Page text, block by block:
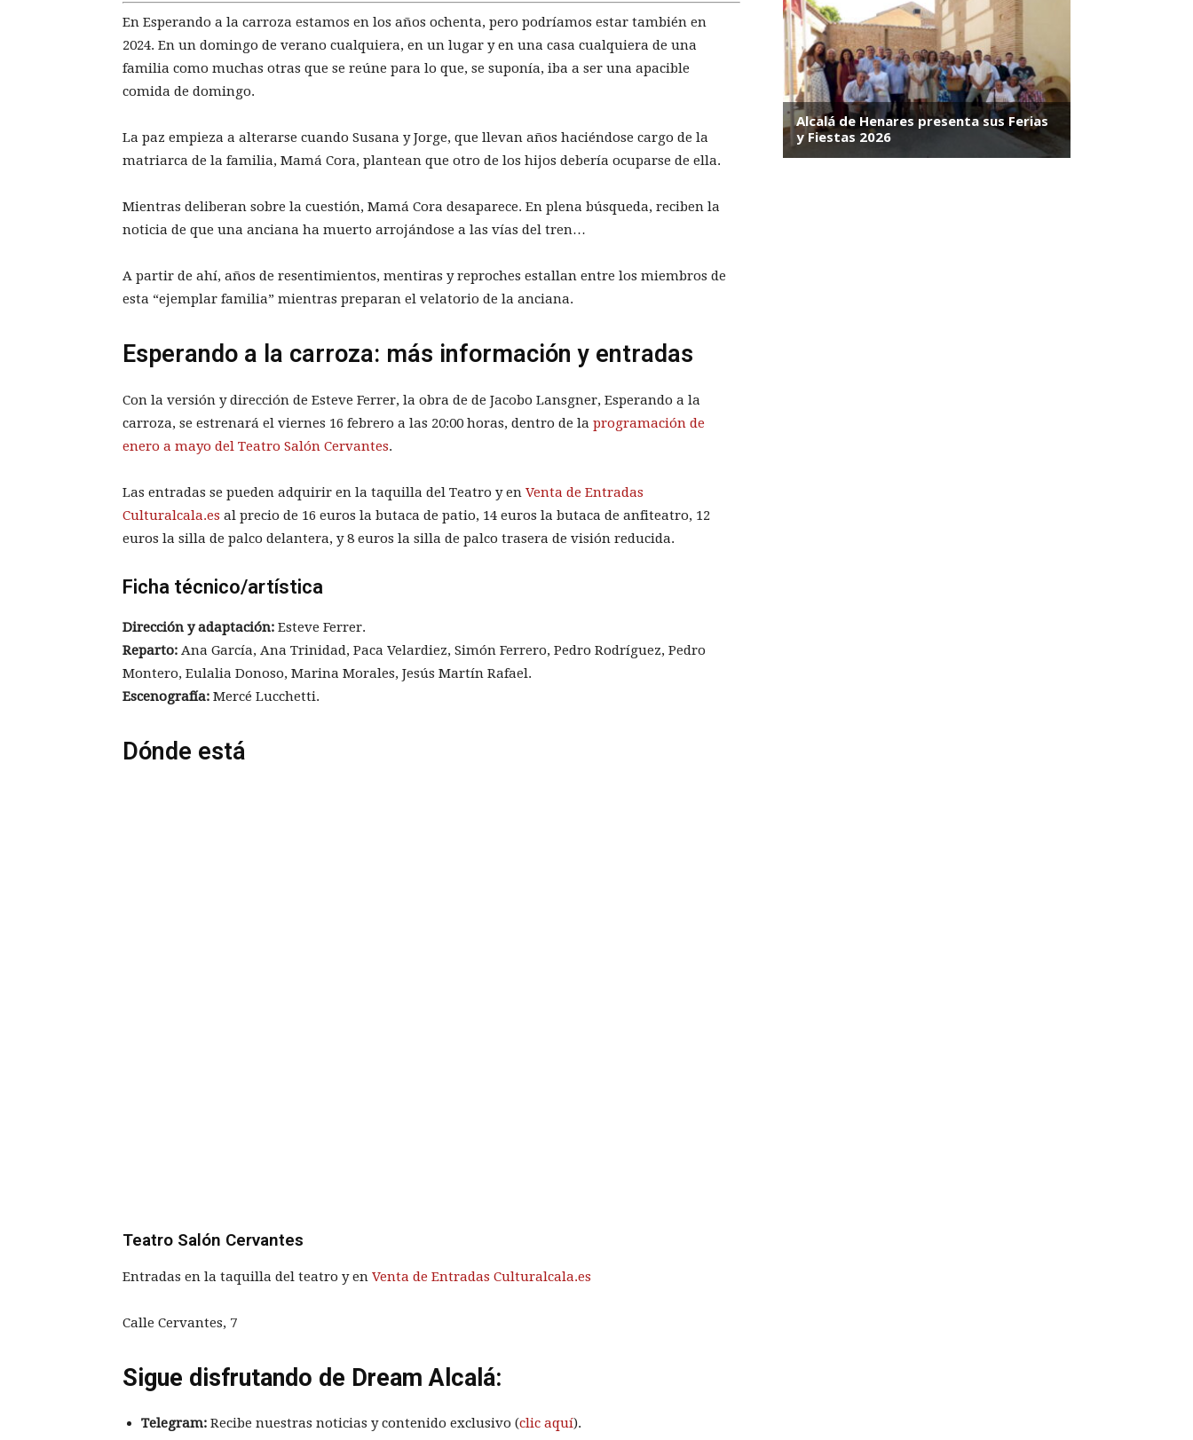
En Esperando a la carroza estamos en los años ochenta, pero podríamos estar también en
2024. En un domingo de verano cualquiera, en un lugar y en una casa cualquiera de una
familia como muchas otras que se reúne para lo que, se suponía, iba a ser una apacible
comida de domingo.
La paz empieza a alterarse cuando Susana y Jorge, que llevan años haciéndose cargo de la
matriarca de la familia, Mamá Cora, plantean que otro de los hijos debería ocuparse de ella.
Mientras deliberan sobre la cuestión, Mamá Cora desaparece. En plena búsqueda, reciben la
noticia de que una anciana ha muerto arrojándose a las vías del tren…
A partir de ahí, años de resentimientos, mentiras y reproches estallan entre los miembros de
esta “ejemplar familia” mientras preparan el velatorio de la anciana.
Esperando a la carroza: más información y entradas
Con la versión y dirección de Esteve Ferrer, la obra de de Jacobo Lansgner, Esperando a la
carroza, se estrenará el viernes 16 febrero a las 20:00 horas, dentro de la programación de
enero a mayo del Teatro Salón Cervantes.
Las entradas se pueden adquirir en la taquilla del Teatro y en Venta de Entradas
Culturalcala.es al precio de 16 euros la butaca de patio, 14 euros la butaca de anfiteatro, 12
euros la silla de palco delantera, y 8 euros la silla de palco trasera de visión reducida.
Ficha técnico/artística
Dirección y adaptación: Esteve Ferrer.
Reparto: Ana García, Ana Trinidad, Paca Velardiez, Simón Ferrero, Pedro Rodríguez, Pedro
Montero, Eulalia Donoso, Marina Morales, Jesús Martín Rafael.
Escenografía: Mercé Lucchetti.
Dónde está
Teatro Salón Cervantes
Entradas en la taquilla del teatro y en Venta de Entradas Culturalcala.es
Calle Cervantes, 7
Sigue disfrutando de Dream Alcalá:
Telegram: Recibe nuestras noticias y contenido exclusivo (clic aquí).